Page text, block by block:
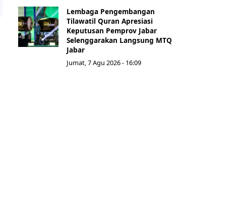
Lembaga Pengembangan
Tilawatil Quran Apresiasi
Keputusan Pemprov Jabar
Selenggarakan Langsung MTQ
Jabar
Jumat, 7 Agu 2026 - 16:09